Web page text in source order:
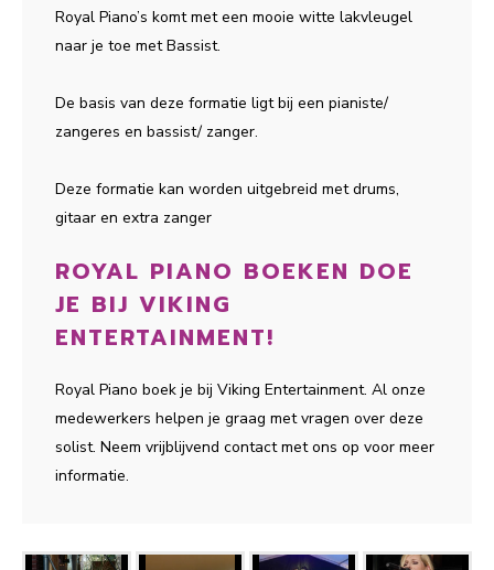
Royal Piano’s komt met een mooie witte lakvleugel
naar je toe met Bassist.
De basis van deze formatie ligt bij een pianiste/
zangeres en bassist/ zanger.
Deze formatie kan worden uitgebreid met drums,
gitaar en extra zanger
ROYAL PIANO BOEKEN DOE
JE BIJ VIKING
ENTERTAINMENT!
Royal Piano boek je bij Viking Entertainment. Al onze
medewerkers helpen je graag met vragen over deze
solist. Neem vrijblijvend contact met ons op voor meer
informatie.